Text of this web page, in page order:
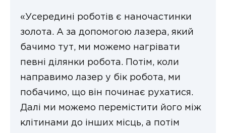
«Усередині роботів є наночастинки
золота. А за допомогою лазера, який
бачимо тут, ми можемо нагрівати
певні ділянки робота. Потім, коли
направимо лазер у бік робота, ми
побачимо, що він починає рухатися.
Далі ми можемо перемістити його між
клітинами до інших місць, а потім